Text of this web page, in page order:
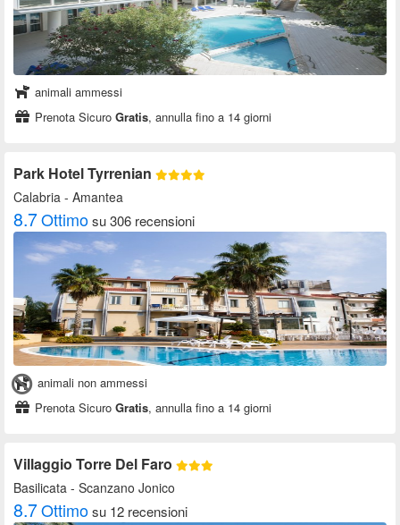
animali ammessi
Prenota Sicuro Gratis, annulla fino a 14 giorni
Park Hotel Tyrrenian
Calabria - Amantea
8.7Ottimosu 306 recensioni
animali non ammessi
Prenota Sicuro Gratis, annulla fino a 14 giorni
Villaggio Torre Del Faro
Basilicata - Scanzano Jonico
8.7Ottimosu 12 recensioni